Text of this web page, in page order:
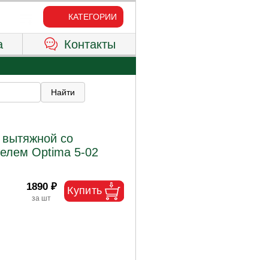
КАТЕГОРИИ
Контакты
со
Optima 5-02
1890 ₽